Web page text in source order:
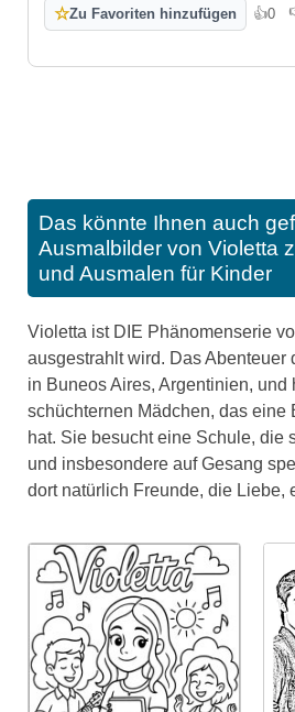
☆Zu Favoriten hinzufügen 👍0
Das könnte Ihnen auch
Ausmalbilder von Violetta
und Ausmalen für Kinder
Violetta ist DIE Phänomenserie
ausgestrahlt wird. Das Abenteuer
in Buneos Aires, Argentinien, und
schüchternen Mädchen, das eine
hat. Sie besucht eine Schule, die
und insbesondere auf Gesang
dort natürlich Freunde, die Liebe,